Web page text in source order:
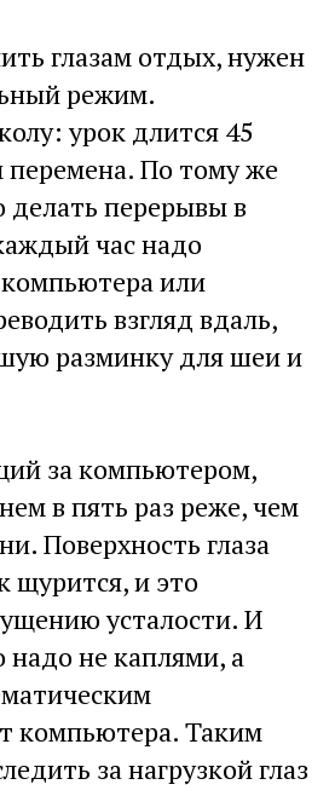
глазам отдых, нужен
режим.
урок длится 45
По тому же
перерывы в
час надо
или
взгляд вдаль,
разминку для шеи и
за компьютером,
в пять раз реже, чем
Поверхность глаза
щурится, и это
усталости. И
надо не каплями, а
компьютера. Таким
за нагрузкой глаз